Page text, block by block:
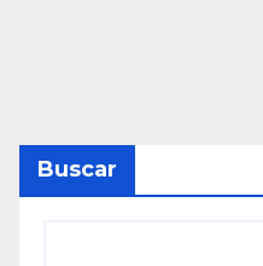
Buscar